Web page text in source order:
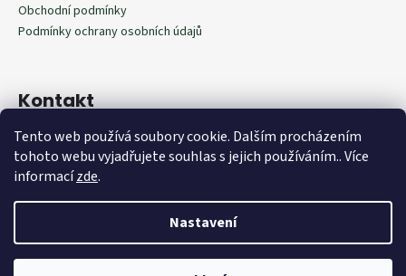
Tento web používá soubory cookie. Dalším procházením
tohoto webu vyjadřujete souhlas s jejich používáním.. Více
informacízde.
Nastavení
Obchodní podmínky
Podmínky ochrany osobních údajů
Kontakt
602292598
602292598